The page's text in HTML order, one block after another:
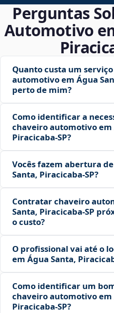
Perguntas
Automotivo
Quanto custa um
automotivo em Água
perto de mim?
Como identificar a
chaveiro automotivo em
Piracicaba‑SP?
Vocês fazem abertura
Santa, Piracicaba‑SP?
Contratar chaveiro
Santa, Piracicaba‑SP
o custo?
O profissional vai até o
em Água Santa,
Como identificar um
chaveiro automotivo em
Piracicaba‑SP?